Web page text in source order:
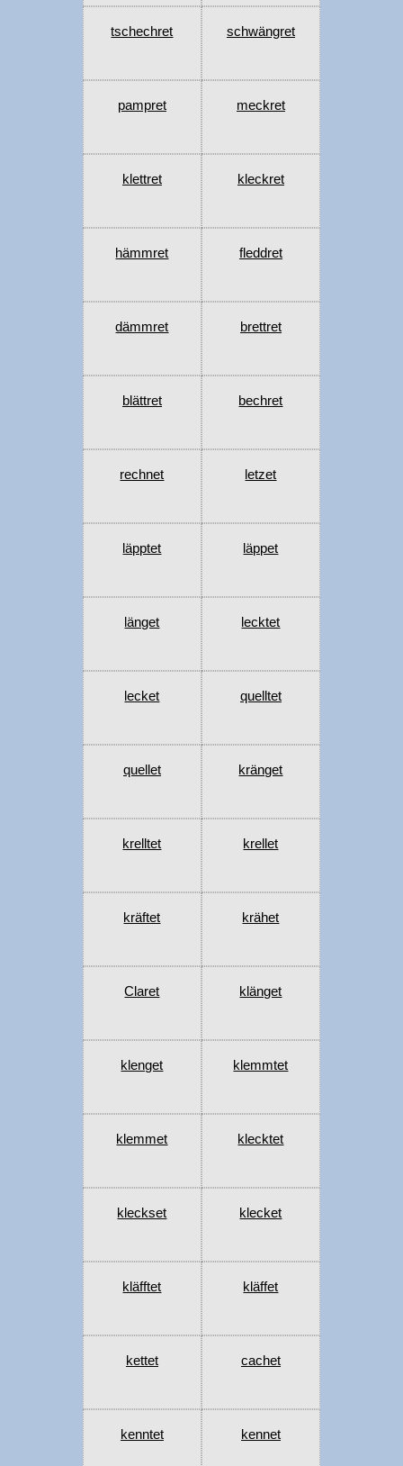
tschechret schwängret
pampret meckret
klettret kleckret
hämmret fleddret
dämmret brettret
blättret bechret
rechnet letzet
läpptet läppet
länget lecktet
lecket quelltet
quellet kränget
krelltet krellet
kräftet krähet
Claret klänget
klenget klemmtet
klemmet klecktet
kleckset klecket
kläfftet kläffet
kettet cachet
kenntet kennet